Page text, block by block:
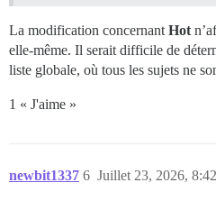
La modification concernant Hot
elle-même. Il serait difficile de
liste globale, où tous les sujets ne
1 « J'aime »
newbit1337 Juillet 23, 2026, 8:42
6